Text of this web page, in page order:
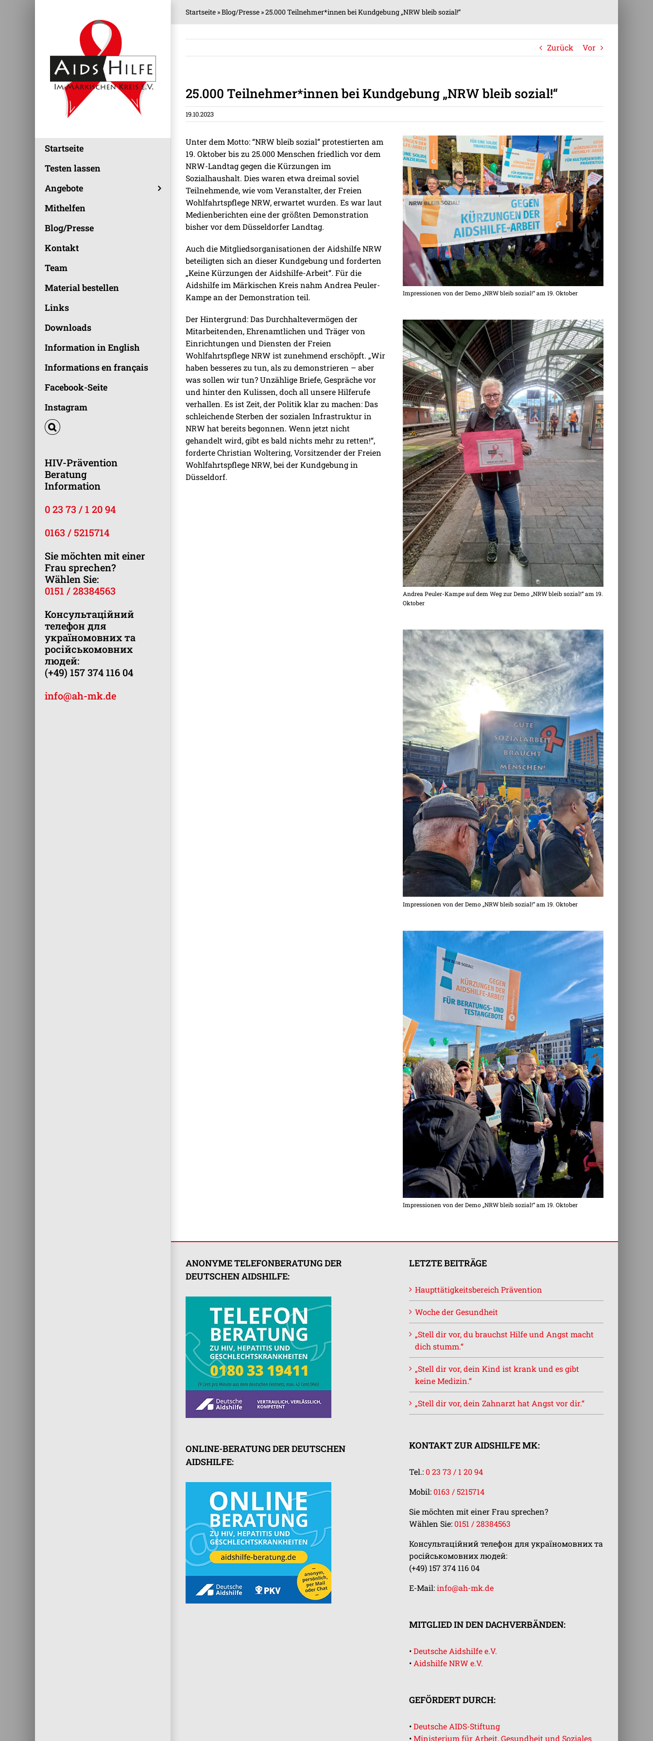
Startseite
Testen lassen
Angebote
Mithelfen
Blog/Presse
Kontakt
Team
Material bestellen
Links
Downloads
Information in English
Informations en français
Facebook-Seite
Instagram
HIV-Prävention
Beratung
Information
0 23 73 / 1 20 94
0163 / 5215714
Sie möchten mit einer
Frau sprechen?
Wählen Sie:
0151 / 28384563
Консультаційний
телефон для
україномовних та
російськомовних
людей:
(+49) 157 374 116 04
info@ah-mk.de
Startseite »Blog/Presse »25.000 Teilnehmer*innen bei Kundgebung „NRW bleib sozial!“
Zurück Vor
25.000 Teilnehmer*innen bei Kundgebung „NRW bleib sozial!“
19.10.2023
Unter dem Motto: “NRW bleib sozial” protestierten am
19. Oktober bis zu 25.000 Menschen friedlich vor dem
NRW-Landtag gegen die Kürzungen im
Sozialhaushalt. Dies waren etwa dreimal soviel
Teilnehmende, wie vom Veranstalter, der Freien
Wohlfahrtspflege NRW, erwartet wurden. Es war laut
Medienberichten eine der größten Demonstration
bisher vor dem Düsseldorfer Landtag.
Auch die Mitgliedsorganisationen der Aidshilfe NRW
beteiligten sich an dieser Kundgebung und forderten
„Keine Kürzungen der Aidshilfe-Arbeit“. Für die
Aidshilfe im Märkischen Kreis nahm Andrea Peuler-
Kampe an der Demonstration teil.
Der Hintergrund: Das Durchhaltevermögen der
Mitarbeitenden, Ehrenamtlichen und Träger von
Einrichtungen und Diensten der Freien
Wohlfahrtspflege NRW ist zunehmend erschöpft. „Wir
haben besseres zu tun, als zu demonstrieren – aber
was sollen wir tun? Unzählige Briefe, Gespräche vor
und hinter den Kulissen, doch all unsere Hilferufe
verhallen. Es ist Zeit, der Politik klar zu machen: Das
schleichende Sterben der sozialen Infrastruktur in
NRW hat bereits begonnen. Wenn jetzt nicht
gehandelt wird, gibt es bald nichts mehr zu retten!“,
forderte Christian Woltering, Vorsitzender der Freien
Wohlfahrtspflege NRW, bei der Kundgebung in
Düsseldorf.
Impressionen von der Demo „NRW bleib sozial!“ am 19. Oktober
Andrea Peuler-Kampe auf dem Weg zur Demo „NRW bleib sozial!“ am 19.
Oktober
Impressionen von der Demo „NRW bleib sozial!“ am 19. Oktober
Impressionen von der Demo „NRW bleib sozial!“ am 19. Oktober
ANONYME TELEFONBERATUNG DER
DEUTSCHEN AIDSHILFE:
ONLINE-BERATUNG DER DEUTSCHEN
AIDSHILFE:
LETZTE BEITRÄGE
Haupttätigkeitsbereich Prävention
Woche der Gesundheit
„Stell dir vor, du brauchst Hilfe und Angst macht
dich stumm.“
„Stell dir vor, dein Kind ist krank und es gibt
keine Medizin.“
„Stell dir vor, dein Zahnarzt hat Angst vor dir.“
KONTAKT ZUR AIDSHILFE MK:
Tel.: 0 23 73 / 1 20 94
Mobil: 0163 / 5215714
Sie möchten mit einer Frau sprechen?
Wählen Sie: 0151 / 28384563
Консультаційний телефон для україномовних та
російськомовних людей:
(+49) 157 374 116 04
E-Mail:info@ah-mk.de
MITGLIED IN DEN DACHVERBÄNDEN:
•Deutsche Aidshilfe e.V.
• Aidshilfe NRW e.V.
GEFÖRDERT DURCH:
•Deutsche AIDS-Stiftung
•Ministerium für Arbeit, Gesundheit und Soziales